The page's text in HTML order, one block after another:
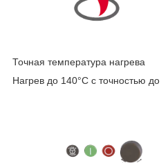
Точная температура нагрева
Нагрев до 140°C с точностью до